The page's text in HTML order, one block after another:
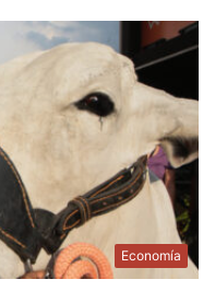
Economía